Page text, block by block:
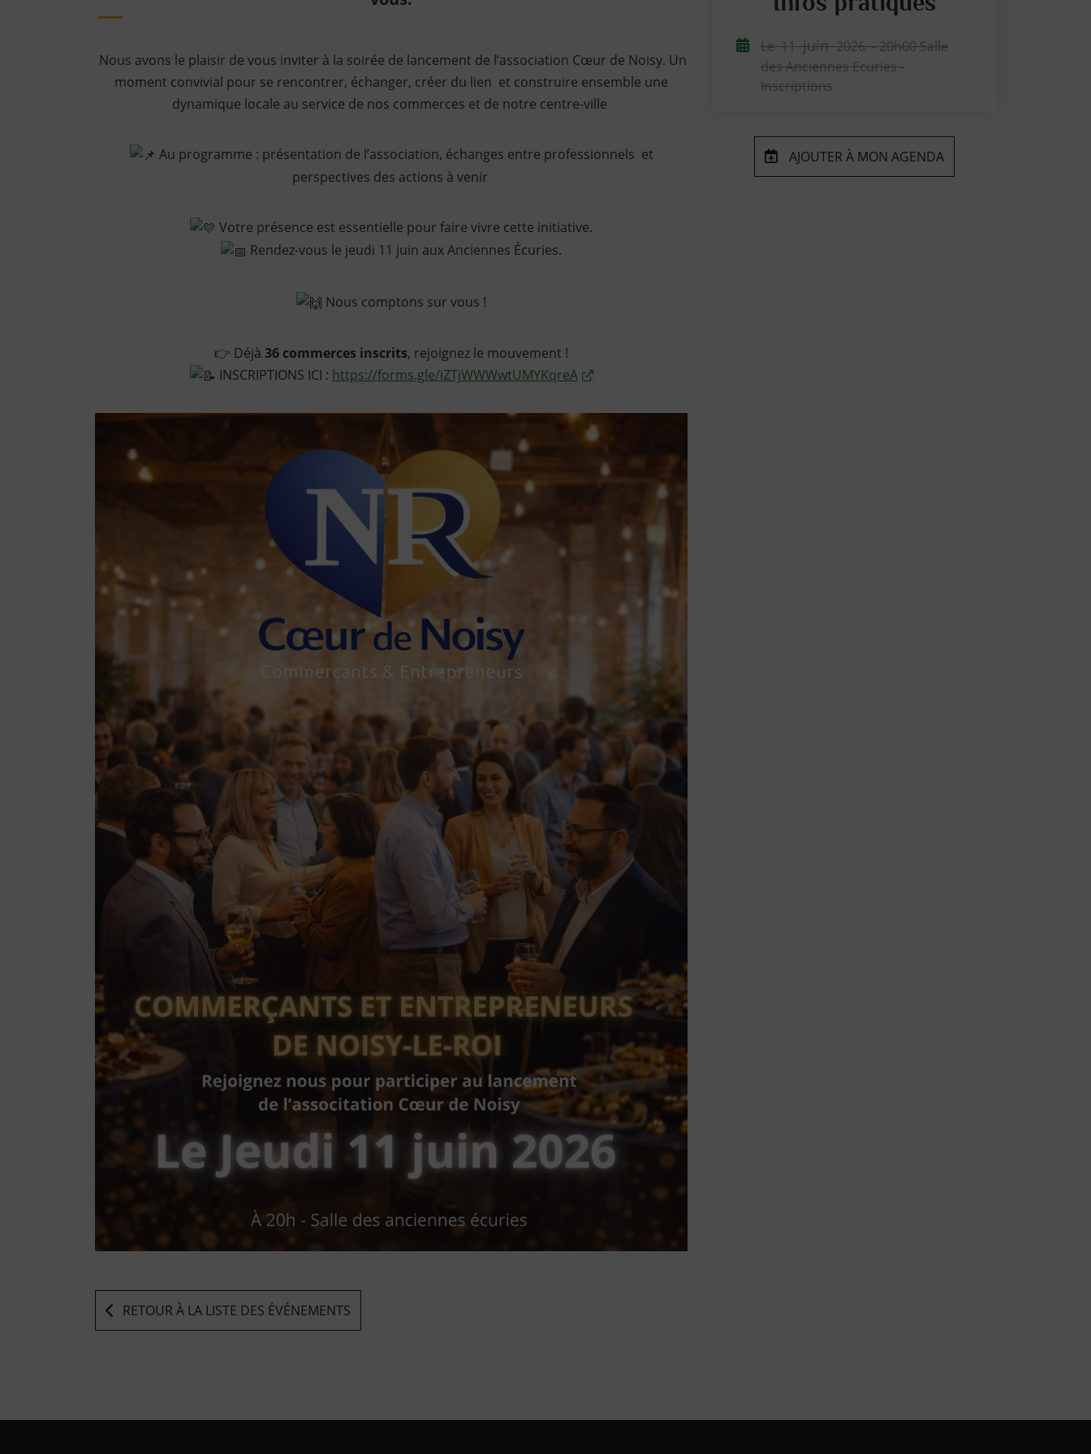
Nous avons le plaisir de vous inviter à la soirée de lancement de l’association Cœur de Noisy. Un
moment convivial pour se rencontrer, échanger, créer du lien et construire ensemble une
dynamique locale au service de nos commerces et de notre centre-ville
Au programme : présentation de l’association, échanges entre professionnels et
perspectives des actions à venir
Votre présence est essentielle pour faire vivre cette initiative.
Rendez-vous le jeudi 11 juin aux Anciennes Écuries.
Nous comptons sur vous !
👉 Déjà 36 commerces inscrits, rejoignez le mouvement !
INSCRIPTIONS ICI : https://forms.gle/iZTjWWWwtUMYKqreA
Le11juin2026- 20h00 Salle
des Anciennes Ecuries -
Inscriptions
AJOUTER À MON AGENDA
RETOUR À LA LISTE DES ÉVÉNEMENTS